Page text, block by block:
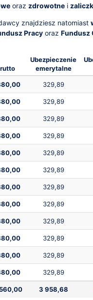
oraz zdrowotne i
znajdziesz natomiast
Pracy oraz Fundusz
Ubezpieczenie
emerytalne
329,89
329,89
329,89
329,89
329,89
329,89
329,89
329,89
329,89
329,89
329,89
329,89
3 958,68